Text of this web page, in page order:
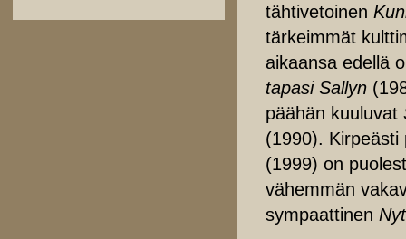
tähtivetoinen
tärkeimmät
aikaansa edellä
tapasi Sallyn
päähän kuuluvat
(1990).
(1999) on
vähemmän
sympaattinen